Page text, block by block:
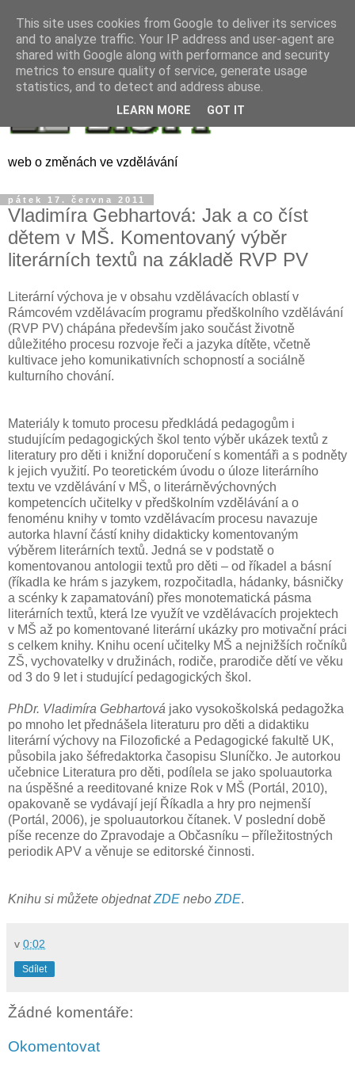
web o změnách ve vzdělávání
pátek 17. června 2011
Vladimíra Gebhartová: Jak a co číst
dětem v MŠ. Komentovaný výběr
literárních textů na základě RVP PV
Literární výchova je v obsahu vzdělávacích oblastí v
Rámcovém vzdělávacím programu předškolního vzdělávání
(RVP PV) chápána především jako součást životně
důležitého procesu rozvoje řeči a jazyka dítěte, včetně
kultivace jeho komunikativních schopností a sociálně
kulturního chování.
Materiály k tomuto procesu předkládá pedagogům i
studujícím pedagogických škol tento výběr ukázek textů z
literatury pro děti i knižní doporučení s komentáři a s podněty
k jejich využití. Po teoretickém úvodu o úloze literárního
textu ve vzdělávání v MŠ, o literárněvýchovných
kompetencích učitelky v předškolním vzdělávání a o
fenoménu knihy v tomto vzdělávacím procesu navazuje
autorka hlavní částí knihy didakticky komentovaným
výběrem literárních textů. Jedná se v podstatě o
komentovanou antologii textů pro děti – od říkadel a básní
(říkadla ke hrám s jazykem, rozpočitadla, hádanky, básničky
a scénky k zapamatování) přes monotematická pásma
literárních textů, která lze využít ve vzdělávacích projektech
v MŠ až po komentované literární ukázky pro motivační práci
s celkem knihy. Knihu ocení učitelky MŠ a nejnižších ročníků
ZŠ, vychovatelky v družinách, rodiče, prarodiče dětí ve věku
od 3 do 9 let i studující pedagogických škol.
PhDr. Vladimíra Gebhartová jako vysokoškolská pedagožka
po mnoho let přednášela literaturu pro děti a didaktiku
literární výchovy na Filozofické a Pedagogické fakultě UK,
působila jako šéfredaktorka časopisu Sluníčko. Je autorkou
učebnice Literatura pro děti, podílela se jako spoluautorka
na úspěšné a reeditované knize Rok v MŠ (Portál, 2010),
opakovaně se vydávají její Říkadla a hry pro nejmenší
(Portál, 2006), je spoluautorkou čítanek. V poslední době
píše recenze do Zpravodaje a Občasníku – příležitostných
periodik APV a věnuje se editorské činnosti.
Knihu si můžete objednatZDE neboZDE.
v 0:02
Sdílet
Žádné komentáře:
Okomentovat
This site uses cookies from Google to deliver its services
and to analyze traffic. Your IP address and user-agent are
shared with Google along with performance and security
metrics to ensure quality of service, generate usage
statistics, and to detect and address abuse.
LEARN MORE GOT IT